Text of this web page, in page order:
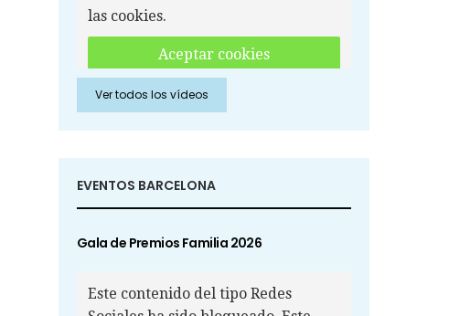
las cookies.
Aceptar cookies
Aceptar cookies de Redes
Sociales
Ver todos los vídeos
EVENTOS BARCELONA
Gala de Premios Familia 2026
Este contenido del tipo Redes